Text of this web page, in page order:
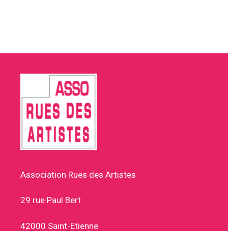
Association Rues des Artistes
29 rue Paul Bert
42000 Saint-Etienne